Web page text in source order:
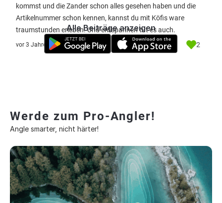
kommst und die Zander schon alles gesehen haben und die
Artikelnummer schon kennen, kannst du mit Köfis ware
traumstunden erleben. Und entspannen tut es auch.
vor 3 Jahre 2
Alle Beiträge anzeigen
Werde zum Pro-Angler!
Angle smarter, nicht härter!